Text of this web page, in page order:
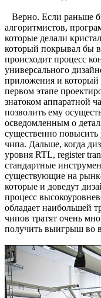
Верно. Если раньше
алгоритмистов,
которые делали
который покрывал бы
происходит процесс
универсального
приложения и
первом этапе
знатоком аппаратной
позволить ему
осведомленным о
существенно повысить
чипа. Дальше, когда
уровня RTL, register
стандартные
существующие на
которые и доведут
процесс
обладает наибольшей
чипов тратят очень
получить выигрыш во